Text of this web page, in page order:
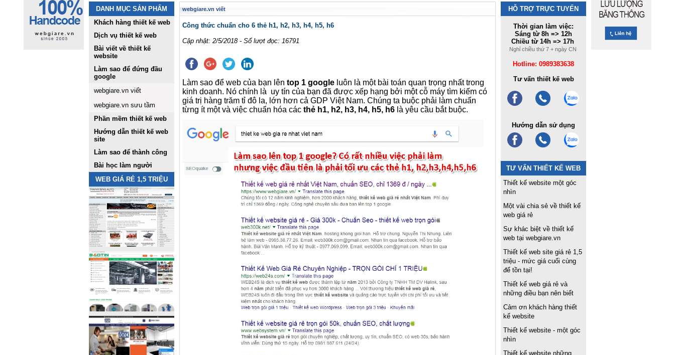
DANH MỤC SẢN PHẨM
Khách hàng thiết kế web
Dịch vụ thiết kế web
Bài viết về thiết kế
website
Làm sao để đứng đầu
google
webgiare.vn viết
webgiare.vn sưu tầm
Phần mềm thiết kế web
Hướng dẫn thiết kế web
site
Làm sao để thành công
Bài học làm người
WEB GIÁ RẺ 1,5 TRIỆU
webgiare.vn viết
Công thức chuẩn cho 6 thẻ h1, h2, h3, h4, h5, h6
Cập nhật: 2/5/2018 - Số lượt đọc: 16791
Làm sao để web của bạn lên top 1 google luôn là một bài toán quan trọng nhất trong
kinh doanh. Nó chính là uy tín của bạn đã được xếp hạng bởi một cỗ máy tìm kiếm có
giá trị hàng trăm tỉ đô la, lớn hơn cả GDP Việt Nam. Chúng ta buộc phải làm chuẩn
từng ít một và việc chuẩn hóa các thẻ h1, h2, h3, h4, h5, h6 là yêu cầu bắt buộc.
HỖ TRỢ TRỰC TUYẾN
Thời gian làm việc:
Sáng từ 8h => 12h
Chiều từ 14h => 17h
Nghỉ chiều thứ 7 + ngày CN
Hotline: 0989383638
Tư vấn thiết kế web
Hướng dẫn sử dụng
TƯ VẤN THIẾT KẾ WEB
Thiết kế website một góc
nhìn
Một vài chia sẻ về thiết kế
web giá rẻ
Sự khác biệt về thiết kế
web tại webgiare.vn
Thiết kế web site giá rẻ 1,5
triệu - mức giá cuối cùng
để tồn tại!
Thiết kế web giá rẻ và
những điều bạn nên biết
Cảm ơn khách hàng thiết
kế website
Thiết kế website - một góc
nhìn
Thiết kế website những